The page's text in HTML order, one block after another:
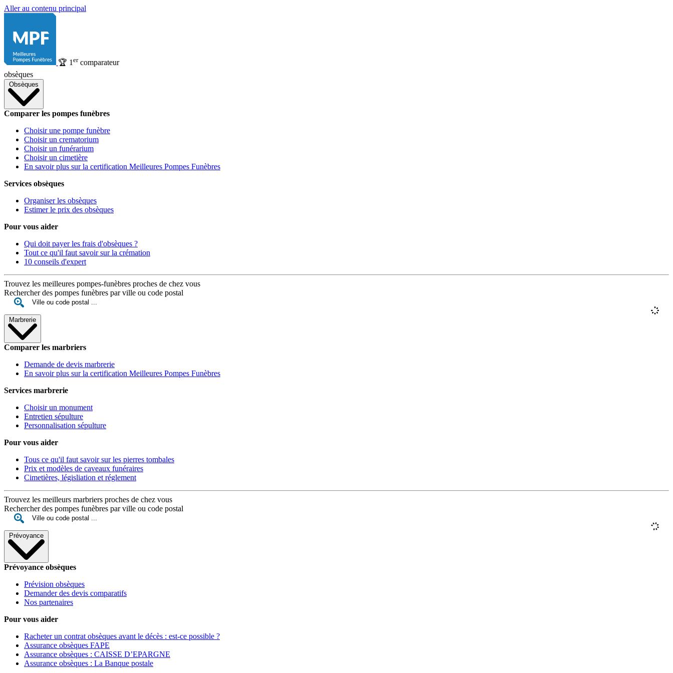
Aller au contenu principal
🏆 1 ercomparateur
obsèques
Obsèques
Comparer les pompes funèbres
Choisir une pompe funèbre
Choisir un crematorium
Choisir un funérarium
Choisir un cimetière
En savoir plus sur la certification Meilleures Pompes Funèbres
Services obsèques
Organiser les obsèques
Estimer le prix des obsèques
Pour vous aider
Qui doit payer les frais d'obsèques ?
Tout ce qu'il faut savoir sur la crémation
10 conseils d'expert
Trouvez les meilleures pompes-funèbres proches de chez vous
Rechercher des pompes funèbres par ville ou code postal
Marbrerie
Comparer les marbriers
Demande de devis marbrerie
En savoir plus sur la certification Meilleures Pompes Funèbres
Services marbrerie
Choisir un monument
Entretien sépulture
Personnalisation sépulture
Pour vous aider
Tous ce qu'il faut savoir sur les pierres tombales
Prix et modèles de caveaux funéraires
Cimetières, législiation et réglement
Trouvez les meilleurs marbriers proches de chez vous
Rechercher des pompes funèbres par ville ou code postal
Prévoyance
Prévoyance obsèques
Prévision obsèques
Demander des devis comparatifs
Nos partenaires
Pour vous aider
Racheter un contrat obsèques avant le décès : est-ce possible ?
Assurance obsèques FAPE
Assurance obsèques : CAISSE D’EPARGNE
Assurance obsèques : La Banque postale